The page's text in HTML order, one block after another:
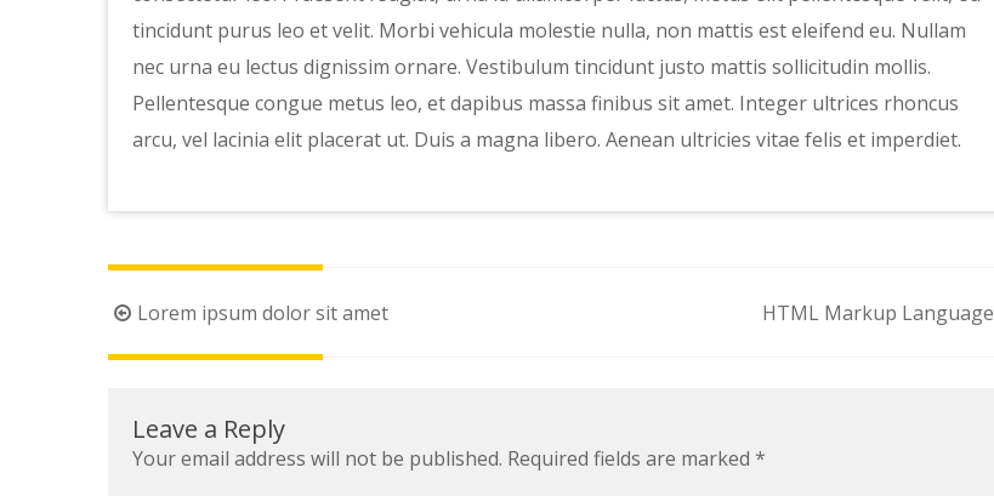
tincidunt purus leo et velit. Morbi vehicula molestie nulla, non mattis est eleifend eu. Nullam
nec urna eu lectus dignissim ornare. Vestibulum tincidunt justo mattis sollicitudin mollis.
Pellentesque congue metus leo, et dapibus massa finibus sit amet. Integer ultrices rhoncus
arcu, vel lacinia elit placerat ut. Duis a magna libero. Aenean ultricies vitae felis et imperdiet.
Post
navigation
Lorem ipsum dolor sit amet HTML Markup Language
Leave a Reply
Your email address will not be published. Required fields are marked *